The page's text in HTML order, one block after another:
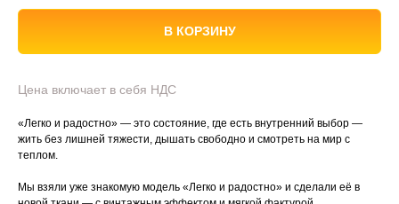
В КОРЗИНУ
Цена включает в себя НДС
«Легко и радостно» — это состояние, где есть внутренний выбор —
жить без лишней тяжести, дышать свободно и смотреть на мир с
теплом.
Мы взяли уже знакомую модель «Легко и радостно» и сделали её в